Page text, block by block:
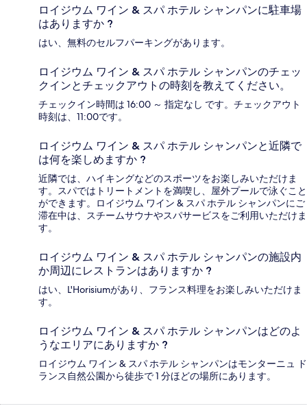
ロイジウム ワイン & スパ ホテル シャンパンに駐車場
はありますか ?
はい、無料のセルフパーキングがあります。
ロイジウム ワイン & スパ ホテル シャンパンのチェッ
クインとチェックアウトの時刻を教えてください。
チェックイン時間は 16:00 ～ 指定なし です。チェックアウト
時刻は、11:00です。
ロイジウム ワイン & スパ ホテル シャンパンと近隣で
は何を楽しめますか ?
近隣では、ハイキングなどのスポーツをお楽しみいただけま
す。スパではトリートメントを満喫し、屋外プールで泳ぐこと
ができます。ロイジウム ワイン & スパ ホテル シャンパンにご
滞在中は、スチームサウナやスパサービスをご利用いただけま
す。
ロイジウム ワイン & スパ ホテル シャンパンの施設内
か周辺にレストランはありますか ?
はい、L'Horisiumがあり、フランス料理をお楽しみいただけま
す。
ロイジウム ワイン & スパ ホテル シャンパンはどのよ
うなエリアにありますか ?
ロイジウム ワイン & スパ ホテル シャンパンはモンターニュ ド
ランス自然公園から徒歩で 1 分ほどの場所にあります。